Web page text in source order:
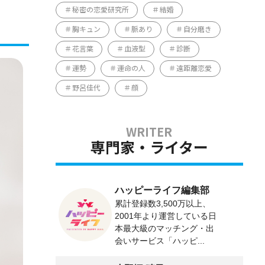
秘密の恋愛研究所 結婚
胸キュン 脈あり 自分磨き
花言葉 血液型 診断
運勢 運命の人 遠距離恋愛
野呂佳代 顔
専門家・ライター
ハッピーライフ編集部
累計登録数3,500万以上、
2001年より運営している日
本最大級のマッチング・出
会いサービス「ハッピ...